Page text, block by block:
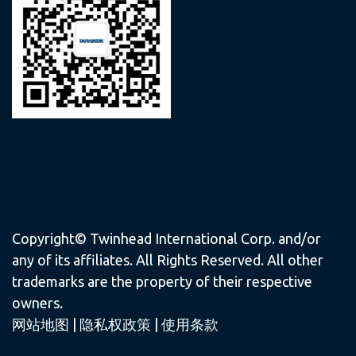
Copyright© Twinhead International Corp. and/or
any of its affiliates. All Rights Reserved. All other
trademarks are the property of their respective
owners.
网站地图
隐私权政策 使用条款